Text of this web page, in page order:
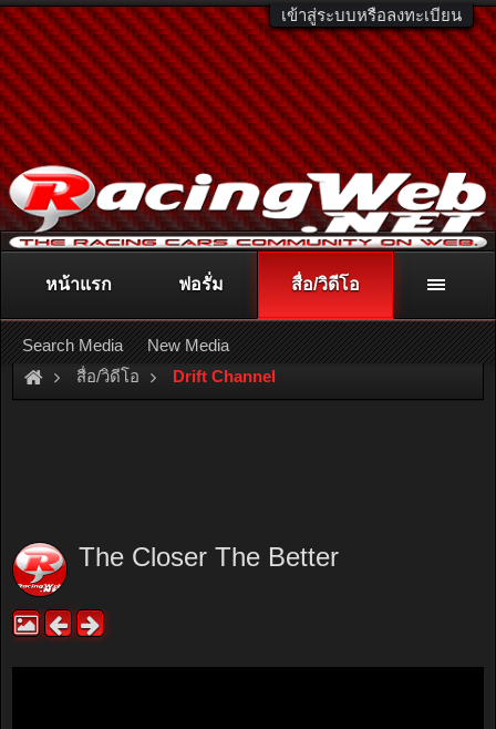
เข้าสู่ระบบหรือลงทะเบียน
ติดต่อลงโฆษณา racingweb@gmail.comหรือโทร. 081-811-1138
หรืออ่านรายละเอียดเพิ่มเติม คลิกที่นี่
สื่อ/วิดีโอ Drift Channel
The Closer The Better
หน้าแรก ฟอรั่ม สื่อ/วิดีโอ
Search Media New Media